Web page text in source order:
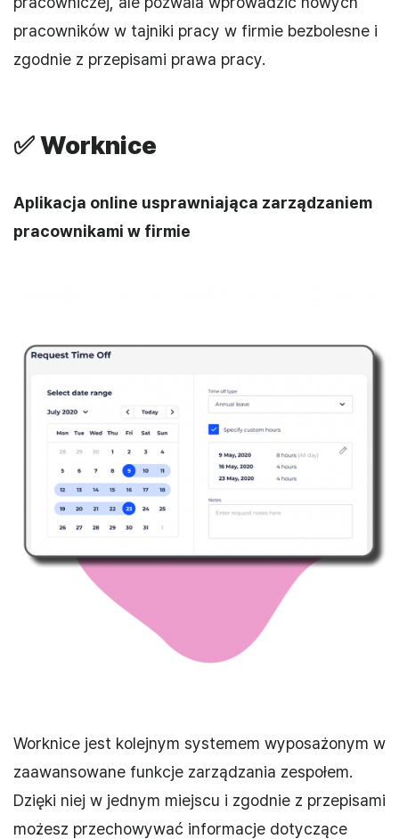
pracowników w tajniki pracy w firmie bezbolesne i
zgodnie z przepisami prawa pracy.
✅Worknice
Aplikacja online usprawniająca zarządzaniem
pracownikami w firmie
Worknice jest kolejnym systemem wyposażonym w
zaawansowane funkcje zarządzania zespołem.
Dzięki niej w jednym miejscu i zgodnie z przepisami
możesz przechowywać informacje dotyczące